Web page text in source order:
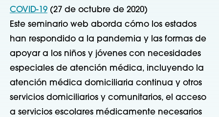
COVID-19 (27 de octubre de 2020)
Este seminario web aborda cómo los estados
han respondido a la pandemia y las formas de
apoyar a los niños y jóvenes con necesidades
especiales de atención médica, incluyendo la
atención médica domiciliaria continua y otros
servicios domiciliarios y comunitarios, el acceso
a servicios escolares médicamente necesarios